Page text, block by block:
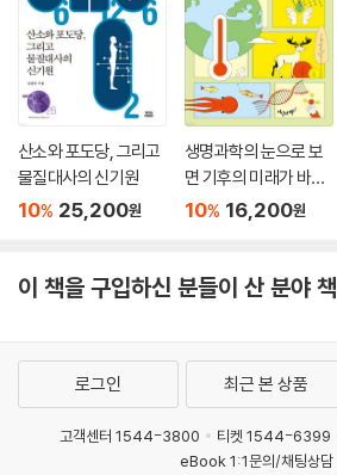
산소와 포도당, 그리고
물질대사의 신기원
10% 25,200원
생명과학의 눈으로 보
면 기후의 미래가 바뀐
다
10% 16,200원
이 책을 구입하신 분들이 산 분야 책
로그인 최근 본 상품
고객센터 1544-3800 티켓 1544-6399
eBook 1:1문의/채팅상담